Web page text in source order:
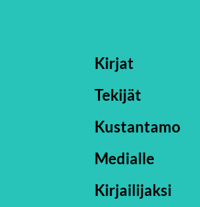
Kirjat
Tekijät
Kustantamo
Medialle
Kirjailijaksi